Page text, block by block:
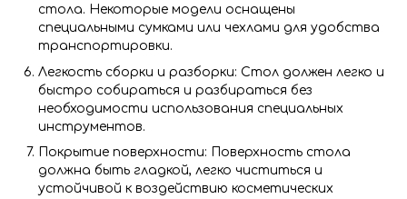
стола. Некоторые модели оснащены
специальными сумками или чехлами для удобства
транспортировки.
Легкость сборки и разборки: Стол должен легко и
быстро собираться и разбираться без
необходимости использования специальных
инструментов.
Покрытие поверхности: Поверхность стола
должна быть гладкой, легко чиститься и
устойчивой к воздействию косметических